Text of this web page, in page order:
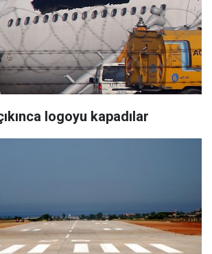
logoyu kapadılar